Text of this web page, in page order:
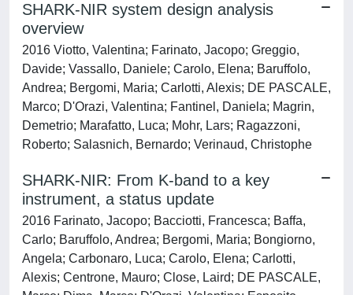
SHARK-NIR system design analysis
overview
2016 Viotto, Valentina; Farinato, Jacopo; Greggio,
Davide; Vassallo, Daniele; Carolo, Elena; Baruffolo,
Andrea; Bergomi, Maria; Carlotti, Alexis; DE PASCALE,
Marco; D'Orazi, Valentina; Fantinel, Daniela; Magrin,
Demetrio; Marafatto, Luca; Mohr, Lars; Ragazzoni,
Roberto; Salasnich, Bernardo; Verinaud, Christophe
SHARK-NIR: From K-band to a key
instrument, a status update
2016 Farinato, Jacopo; Bacciotti, Francesca; Baffa,
Carlo; Baruffolo, Andrea; Bergomi, Maria; Bongiorno,
Angela; Carbonaro, Luca; Carolo, Elena; Carlotti,
Alexis; Centrone, Mauro; Close, Laird; DE PASCALE,